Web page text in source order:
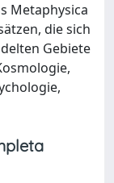
Metaphysica
die sich
Gebiete